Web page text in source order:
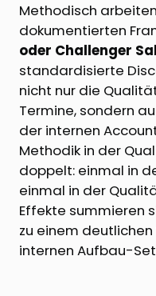
Methodisch
dokumentierten
oder Challenger
standardisierte
nicht nur die
Termine, sondern
der internen
Methodik in der
doppelt: einmal in
einmal in der
Effekte summieren
zu einem
internen Aufbau-